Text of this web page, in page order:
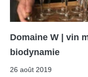
Domaine W | vin
biodynamie
26 août 2019